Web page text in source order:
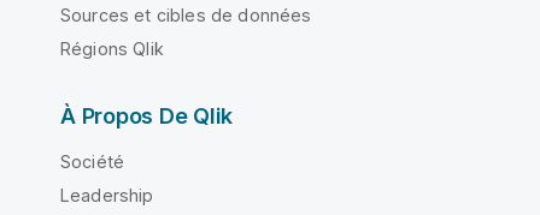
Sources et cibles de données
Régions Qlik
À Propos De Qlik
Société
Leadership